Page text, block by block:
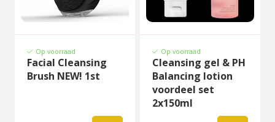
Op voorraad
Facial Cleansing
Brush NEW! 1st
Op voorraad
Cleansing gel & PH
Balancing lotion
voordeel set
2x150ml